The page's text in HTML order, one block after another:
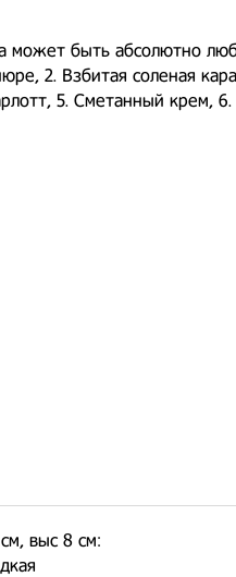
может быть абсолютно
2. Взбитая соленая
5. Сметанный крем, 6.
выс 8 см: